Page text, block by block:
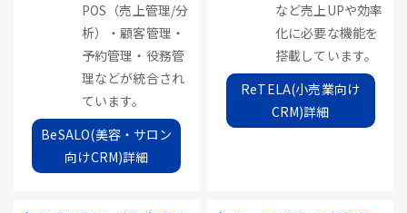
POS（売上管理/分
析）・顧客管理・
予約管理・役務管
理などが統合され
ています。
BeSALO(美容・サロン
向けCRM)詳細
など売上UPや効率
化に必要な機能を
搭載しています。
ReTELA(小売業向け
CRM)詳細